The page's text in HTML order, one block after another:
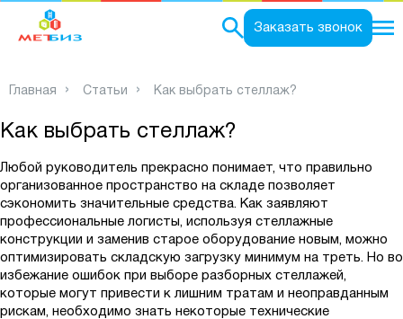
Заказать звонок
Главная Статьи Как выбрать стеллаж?
Как выбрать стеллаж?
Любой руководитель прекрасно понимает, что правильно
организованное пространство на складе позволяет
сэкономить значительные средства. Как заявляют
профессиональные логисты, используя стеллажные
конструкции и заменив старое оборудование новым, можно
оптимизировать складскую загрузку минимум на треть. Но во
избежание ошибок при выборе разборных стеллажей,
которые могут привести к лишним тратам и неоправданным
рискам, необходимо знать некоторые технические